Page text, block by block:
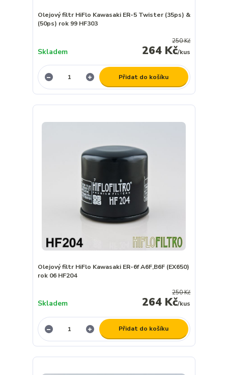
Olejový filtr HiFlo Kawasaki ER-5 Twister (35ps) &
(50ps) rok 99 HF303
250 Kč
264 Kč/kus
Skladem
Přidat do košíku
Olejový filtr HiFlo Kawasaki ER-6f A6F,B6F (EX650)
rok 06 HF204
250 Kč
264 Kč/kus
Skladem
Přidat do košíku